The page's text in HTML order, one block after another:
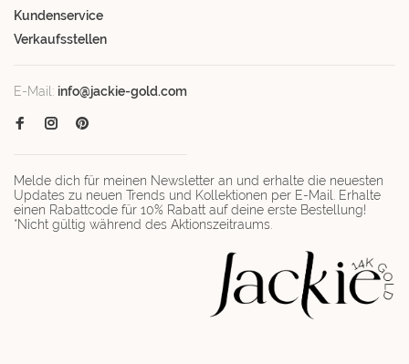
Kundenservice
Verkaufsstellen
E-Mail: info@jackie-gold.com
Melde dich für meinen Newsletter an und erhalte die neuesten
Updates zu neuen Trends und Kollektionen per E-Mail. Erhalte
einen Rabattcode für 10% Rabatt auf deine erste Bestellung!
*Nicht gültig während des Aktionszeitraums.